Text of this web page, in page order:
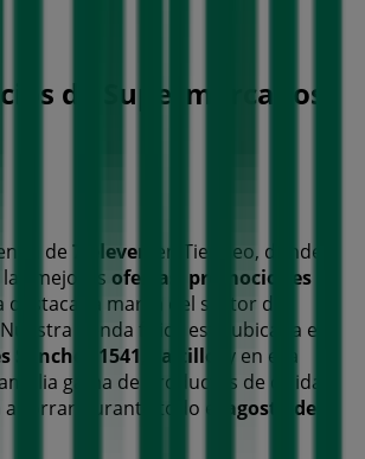
de Supermercados
de 7-eleven
en Tiendeo, donde
mejores ofertas promociones
destacada marca del sector de
tienda física está ubicada en
Sánchez 1541
Saltillo
, y en ella
gama de productos de calidad
durante todo el
agosto de